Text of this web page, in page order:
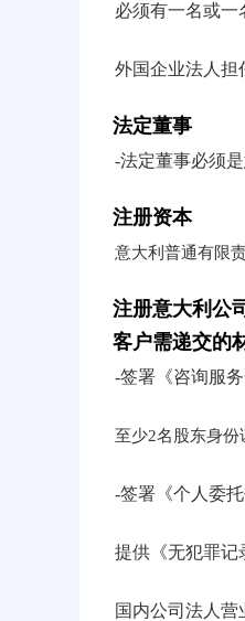
必须有一名或一
外国企业法人担
法定董事
-法定董事必须
注册资本
意大利普通有限
注册意大利公
客户需递交的
-签署《咨询服务
至少2名股东身份
-签署《个人委
提供《无犯罪记
国内公司法人营